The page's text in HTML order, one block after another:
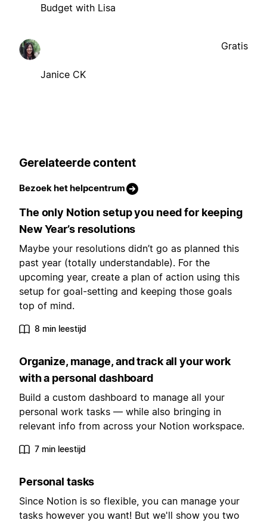
Budget with Lisa
Janice CK
Gratis
Gerelateerde content
Bezoek het helpcentrum
The only Notion setup you need for keeping
New Year’s resolutions
Maybe your resolutions didn’t go as planned this
past year (totally understandable). For the
upcoming year, create a plan of action using this
setup for goal-setting and keeping those goals
top of mind.
8 min leestijd
Organize, manage, and track all your work
with a personal dashboard
Build a custom dashboard to manage all your
personal work tasks — while also bringing in
relevant info from across your Notion workspace.
7 min leestijd
Personal tasks
Since Notion is so flexible, you can manage your
tasks however you want! But we'll show you two